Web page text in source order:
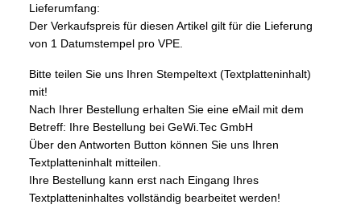
Lieferumfang:
Der Verkaufspreis für diesen Artikel gilt für die Lieferung
von 1 Datumstempel pro VPE.
Bitte teilen Sie uns Ihren Stempeltext (Textplatteninhalt)
mit!
Nach Ihrer Bestellung erhalten Sie eine eMail mit dem
Betreff: Ihre Bestellung bei GeWi.Tec GmbH
Über den Antworten Button können Sie uns Ihren
Textplatteninhalt mitteilen.
Ihre Bestellung kann erst nach Eingang Ihres
Textplatteninhaltes vollständig bearbeitet werden!